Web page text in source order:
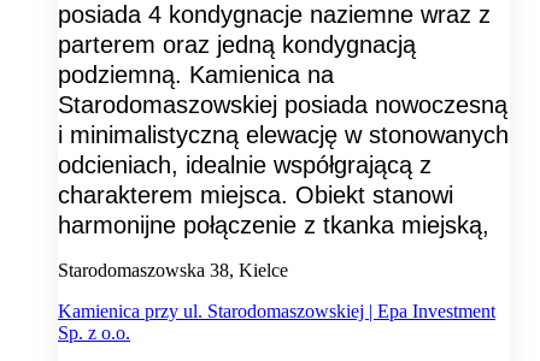
posiada 4 kondygnacje naziemne wraz z
parterem oraz jedną kondygnacją
podziemną. Kamienica na
Starodomaszowskiej posiada nowoczesną
i minimalistyczną elewację w stonowanych
odcieniach, idealnie współgrającą z
charakterem miejsca. Obiekt stanowi
harmonijne połączenie z tkanka miejską,
Starodomaszowska 38, Kielce
Kamienica przy ul. Starodomaszowskiej | Epa Investment
Sp. z o.o.